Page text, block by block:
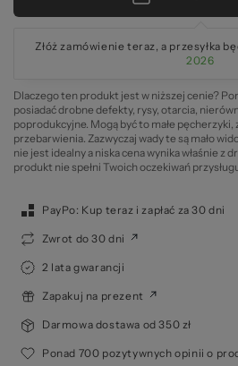
Złóż zamówienie teraz, a przesyłka
2026
Dlaczego ten produkt jest w niższej cenie?
posiadać drobne defekty, rysy, otarcia,
poprodukcyjne. Mogą być to małe pęcherzyki,
przebarwienia. Zazwyczaj wady te są mało
nie jest idealny a niska cena wynika właśnie z
produkt nie spełni Twoich oczekiwań
PayPo: Kup teraz i zapłać za 30 dni
Zwrot do 30 dni
2 lata gwarancji
Zapakuj na prezent
Darmowa dostawa od 350 zł
Ponad 700 pozytywnych opinii o